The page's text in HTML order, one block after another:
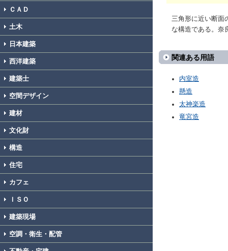
ＣＡＤ
土木
日本建築
西洋建築
建築士
空間デザイン
建材
文化財
構造
住宅
カフェ
ＩＳＯ
建築現場
空調・衛生・配管
三角形に近い断面
な構造である。奈
関連ある用語
内室造
懸造
太神楽造
竜宮造